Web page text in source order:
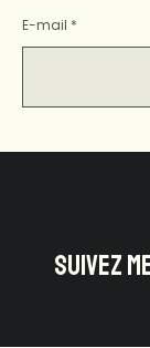
E-mail *
SUIVEZ